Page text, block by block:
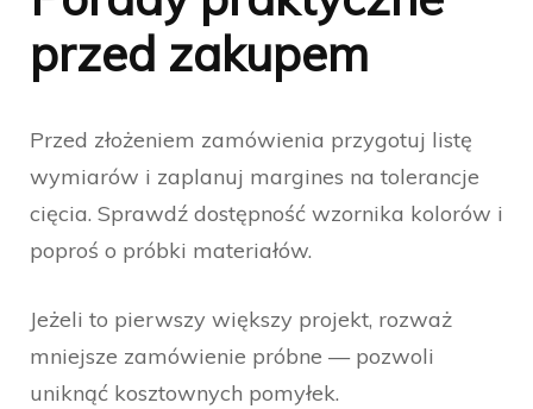
przed zakupem
Przed złożeniem zamówienia przygotuj listę
wymiarów i zaplanuj margines na tolerancje
cięcia. Sprawdź dostępność wzornika kolorów i
poproś o próbki materiałów.
Jeżeli to pierwszy większy projekt, rozważ
mniejsze zamówienie próbne — pozwoli
uniknąć kosztownych pomyłek.